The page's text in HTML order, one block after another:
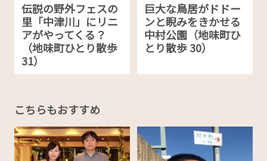
伝説の野外フェスの
里「中津川」にリニ
アがやってくる？
（地味町ひとり散歩
31）
巨大な鳥居がドドー
ンと睨みをきかせる
中村公園（地味町ひ
とり散歩 30）
こちらもおすすめ